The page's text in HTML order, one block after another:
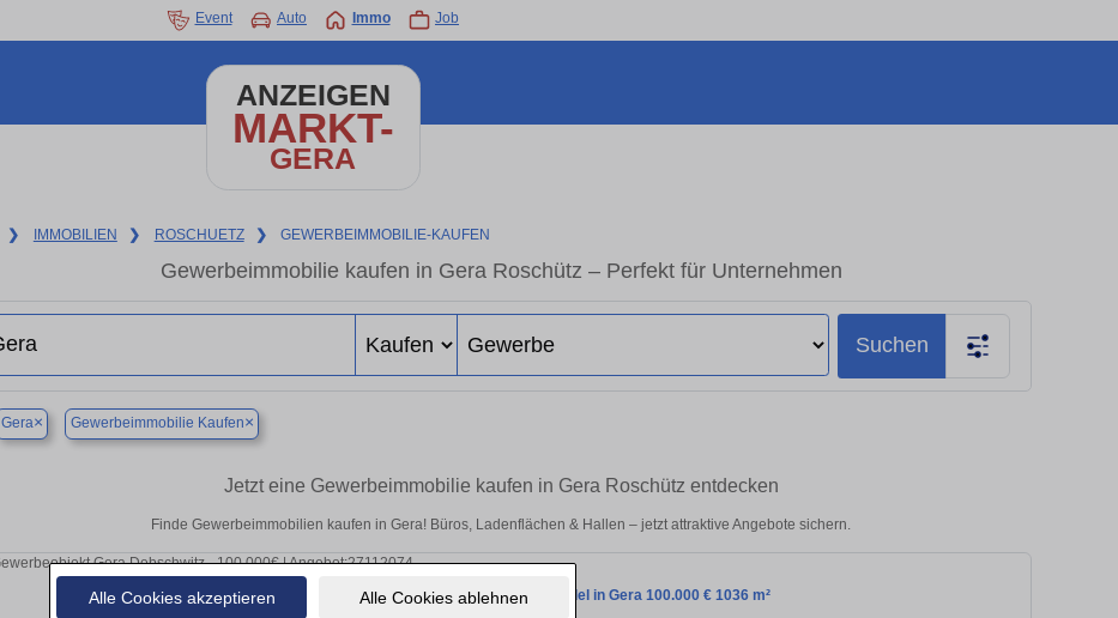
Alle Cookies akzeptieren Alle Cookies ablehnen
Event Auto Immo Job
ANZEIGEN
MARKT-
GERA
❯ IMMOBILIEN ❯ ROSCHUETZ ❯ GEWERBEIMMOBILIE-KAUFEN
Gewerbeimmobilie kaufen in Gera Roschütz – Perfekt für Unternehmen
Suchen
Gera× Gewerbeimmobilie Kaufen×
Jetzt eine Gewerbeimmobilie kaufen in Gera Roschütz entdecken
Finde Gewerbeimmobilien kaufen in Gera! Büros, Ladenflächen & Hallen – jetzt attraktive Angebote sichern.
Einzelhandel in Gera 100.000 € 1036 m²